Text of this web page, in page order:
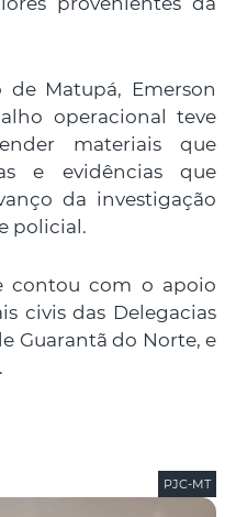
Matupá, Emerson
operacional teve
materiais que
e evidências que
da investigação
policial.
contou com o apoio
civis das Delegacias
Guarantã do Norte, e
PJC-MT